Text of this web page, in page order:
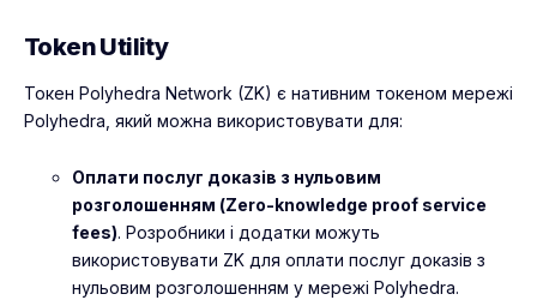
Token Utility
Токен Polyhedra Network (ZK) є нативним токеном мережі
Polyhedra, який можна використовувати для:
Оплати послуг доказів з нульовим
розголошенням (Zero-knowledge proof service
fees). Розробники і додатки можуть
використовувати ZK для оплати послуг доказів з
нульовим розголошенням у мережі Polyhedra.